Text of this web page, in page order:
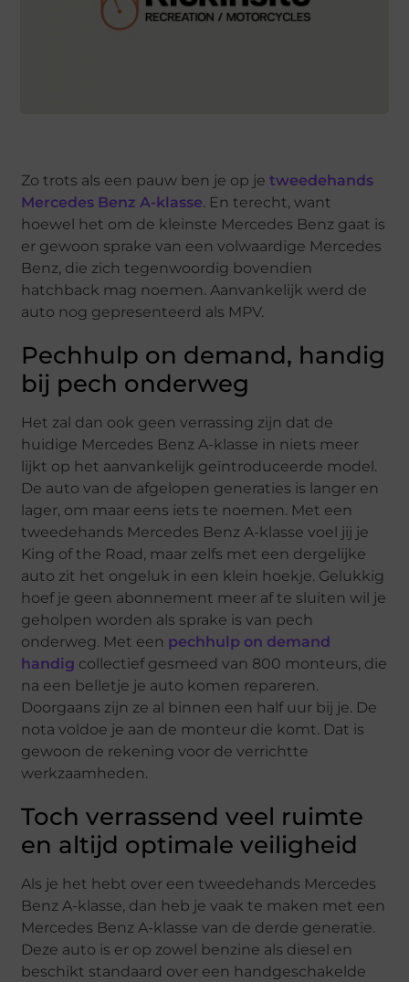
Zo trots als een pauw ben je op jetweedehands
Mercedes Benz A-klasse. En terecht, want
hoewel het om de kleinste Mercedes Benz gaat is
er gewoon sprake van een volwaardige Mercedes
Benz, die zich tegenwoordig bovendien
hatchback mag noemen. Aanvankelijk werd de
auto nog gepresenteerd als MPV.
Pechhulp on demand, handig
bij pech onderweg
Het zal dan ook geen verrassing zijn dat de
huidige Mercedes Benz A-klasse in niets meer
lijkt op het aanvankelijk geïntroduceerde model.
De auto van de afgelopen generaties is langer en
lager, om maar eens iets te noemen. Met een
tweedehands Mercedes Benz A-klasse voel jij je
King of the Road, maar zelfs met een dergelijke
auto zit het ongeluk in een klein hoekje. Gelukkig
hoef je geen abonnement meer af te sluiten wil je
geholpen worden als sprake is van pech
onderweg. Met een pechhulp on demand
handig collectief gesmeed van 800 monteurs, die
na een belletje je auto komen repareren.
Doorgaans zijn ze al binnen een half uur bij je. De
nota voldoe je aan de monteur die komt. Dat is
gewoon de rekening voor de verrichtte
werkzaamheden.
Toch verrassend veel ruimte
en altijd optimale veiligheid
Als je het hebt over een tweedehands Mercedes
Benz A-klasse, dan heb je vaak te maken met een
Mercedes Benz A-klasse van de derde generatie.
Deze auto is er op zowel benzine als diesel en
beschikt standaard over een handgeschakelde